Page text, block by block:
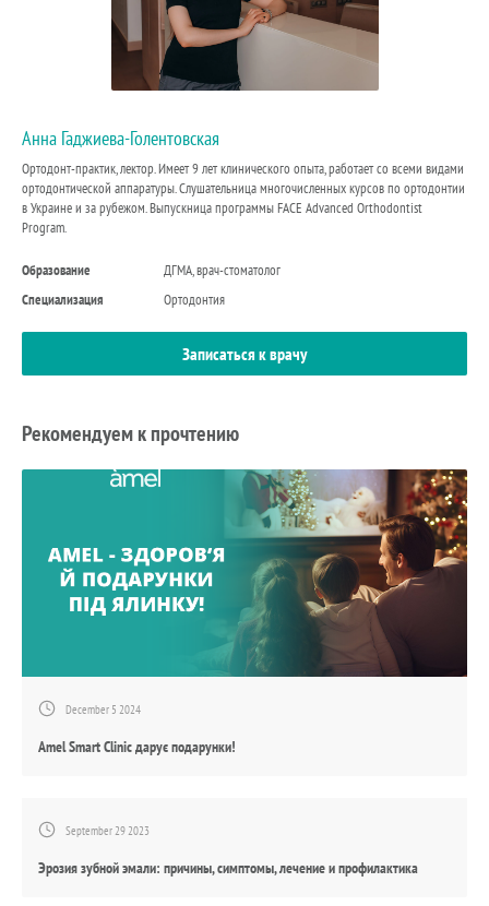
Анна Гаджиева-Голентовская
Ортодонт-практик, лектор. Имеет 9 лет клинического опыта, работает со всеми видами
ортодонтической аппаратуры. Слушательница многочисленных курсов по ортодонтии
в Украине и за рубежом. Выпускница программы FACE Advanced Orthodontist
Program.
Образование
ДГМА, врач-стоматолог
Специализация
Ортодонтия
Записаться к врачу
Рекомендуем к прочтению
December 5 2024
Amel Smart Clinic дарує подарунки!
September 29 2023
Эрозия зубной эмали: причины, симптомы, лечение и профилактика